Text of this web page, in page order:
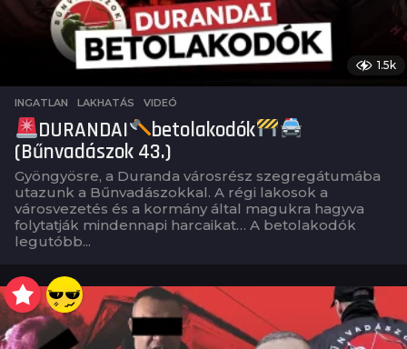
1.5k
INGATLAN ,LAKHATÁS ,VIDEÓ
DURANDAI
betolakodók
(Bűnvadászok 43.)
Gyöngyösre, a Duranda városrész szegregátumába
utazunk a Bűnvadászokkal. A régi lakosok a
városvezetés és a kormány által magukra hagyva
folytatják mindennapi harcaikat… A betolakodók
legutóbb...